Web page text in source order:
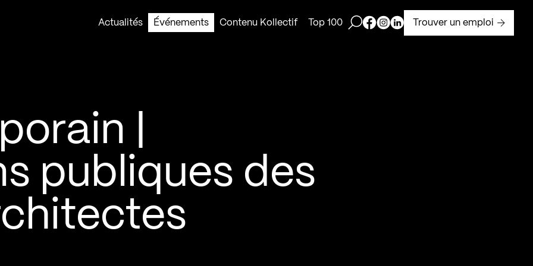
Actualités
Événements Contenu Kollectif Top 100 Ouvrir la barre de recherche
Page Facebook de Kollectif
Page Instagram de Kollectif
Page Linkedin de Kollectif
Trouver un emploi
|
publiques des